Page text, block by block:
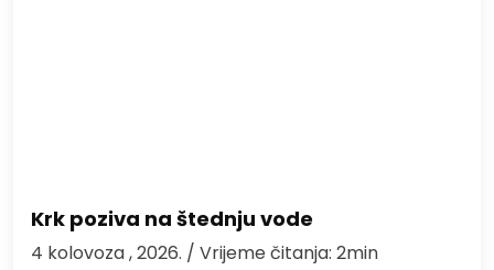
Krk poziva na štednju vode
4 kolovoza , 2026. / Vrijeme čitanja: 2min